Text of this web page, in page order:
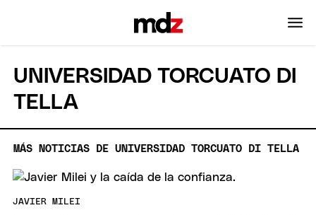
UNIVERSIDAD TORCUATO DI
TELLA
MÁS NOTICIAS DE UNIVERSIDAD TORCUATO DI TELLA
JAVIER MILEI